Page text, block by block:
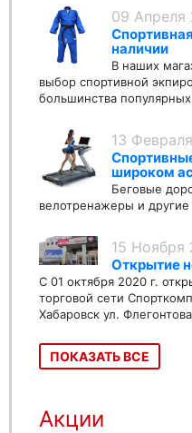
09 Апреля
наличии
В наших
выбор спортивной
большинства
13
широком
Беговые
велотренажеры и
15 Ноября
Открытие
С 01 октября 2020 г.
торговой сети
Хабаровск ул.
ПОКАЗАТЬ ВСЕ
Акции